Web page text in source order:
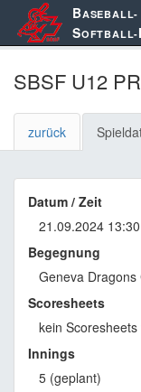
BASEBALL-
SOFTBALL-
SBSF U12
zurück
Datum / Zeit
21.09.2024 13:30
Begegnung
Geneva Dragons
Scoresheets
kein
Innings
5 (geplant)